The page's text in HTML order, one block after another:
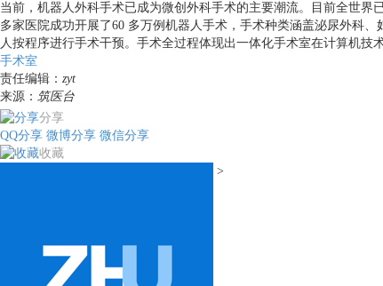
当前，机器人外科手术已成为微创外科手术的主要潮流。目前全世界
多家医院成功开展了60 多万例机器人手术，手术种类涵盖泌尿外科
人按程序进行手术干预。手术全过程体现出一体化手术室在计算机技
手术室
责任编辑： zyt
来源： 筑医台
分享
QQ分享 微博分享 微信分享
收藏
>